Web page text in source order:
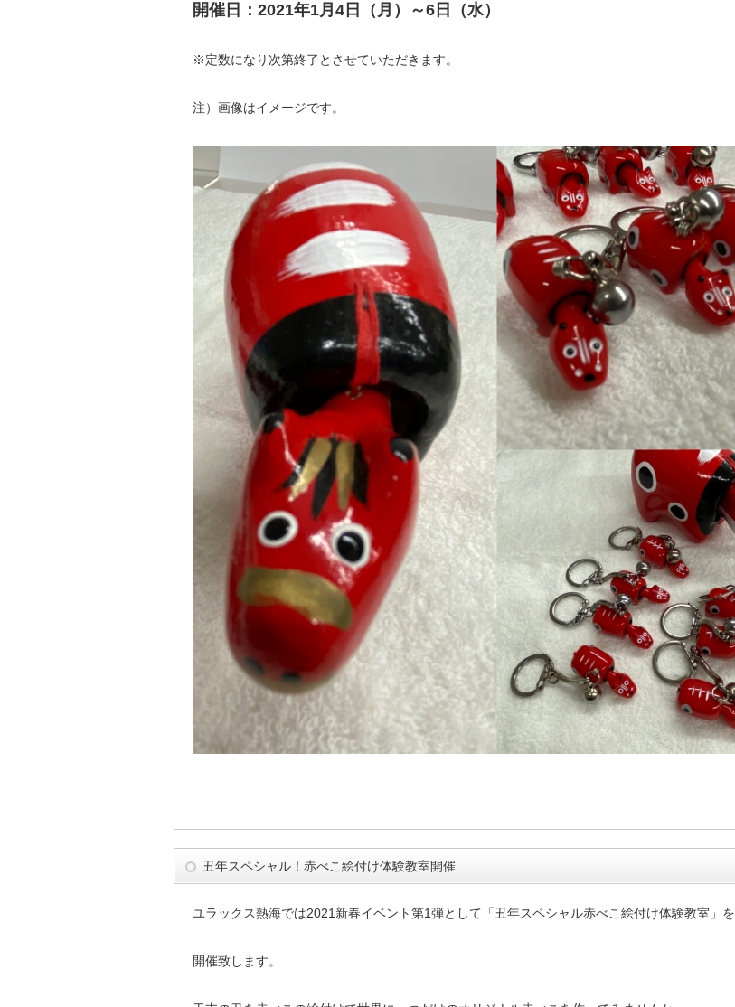
開催日：2021年1月4日（月）～6日（水）
※定数になり次第終了とさせていただきます。
注）画像はイメージです。
丑年スペシャル！赤べこ絵付け体験教室開催
ユラックス熱海では2021新春イベント第1弾として「丑年スペシャル赤べこ絵付け体験教室」を
開催致します。